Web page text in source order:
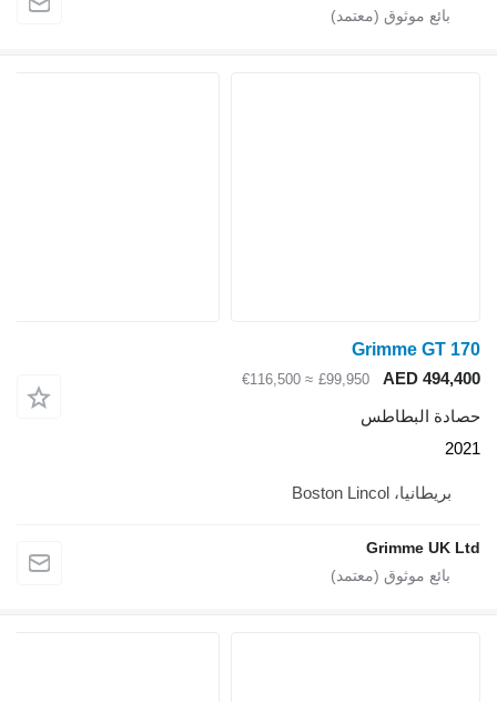
Grimme GT 170
AED 494,400
£99,950
≈ €116,500
حصادة البطاطس
2021
بريطانيا، Boston Lincol
Grimme UK Ltd